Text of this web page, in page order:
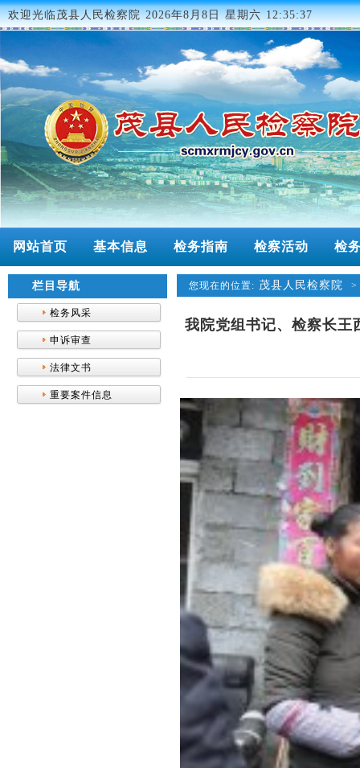
欢迎光临茂县人民检察院2026年8月8日 星期六 12:35:37
网站首页 基本信息 检务指南 检察活动 检
栏目导航
检务风采
申诉审查
法律文书
重要案件信息
您现在的位置: 茂县人民检察院
我院党组书记、检察长王